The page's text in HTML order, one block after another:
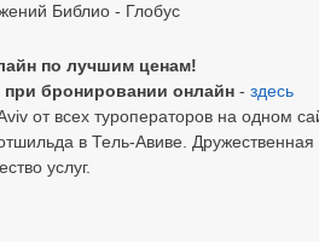
Библио - Глобус
по лучшим ценам!
при бронировании онлайн - здесь
от всех туроператоров на одном
в Тель-Авиве.
услуг.